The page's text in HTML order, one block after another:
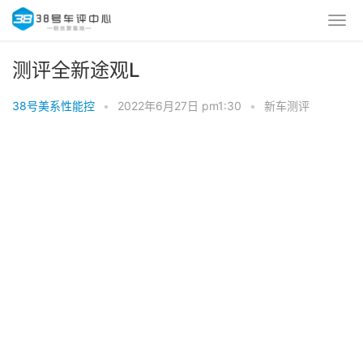
测评全新途观L
38号美系性能控 • 2022年6月27日 pm1:30 • 新车测评